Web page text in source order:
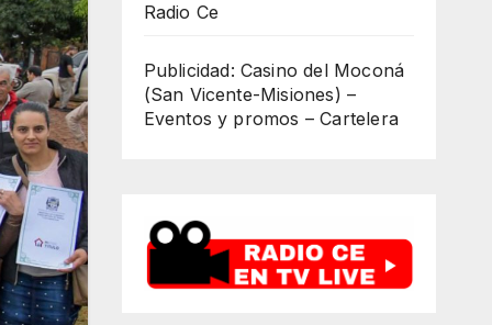
Radio Ce
Publicidad: Casino del Moconá
(San Vicente-Misiones) –
Eventos y promos – Cartelera